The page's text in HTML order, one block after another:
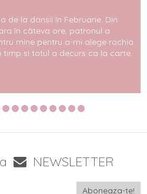
la dansii în Februarie. Din
în câteva ore, patronul a
mine pentru a-mi alege rochia.
si totul a decurs ca la carte.
NEWSLETTER